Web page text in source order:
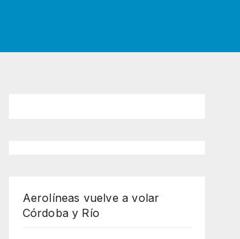
Aerolíneas vuelve a volar
Córdoba y Río